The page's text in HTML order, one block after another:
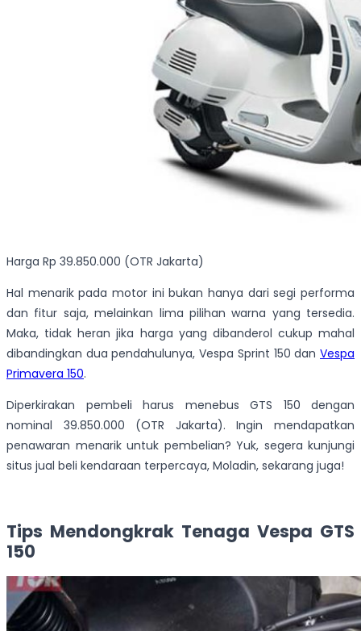
Harga Rp 39.850.000 (OTR Jakarta)
Hal menarik pada motor ini bukan hanya dari segi performa
dan fitur saja, melainkan lima pilihan warna yang tersedia.
Maka, tidak heran jika harga yang dibanderol cukup mahal
dibandingkan dua pendahulunya, Vespa Sprint 150 dan Vespa
Primavera 150.
Diperkirakan pembeli harus menebus GTS 150 dengan
nominal 39.850.000 (OTR Jakarta). Ingin mendapatkan
penawaran menarik untuk pembelian? Yuk, segera kunjungi
situs jual beli kendaraan terpercaya, Moladin, sekarang juga!
Tips Mendongkrak Tenaga Vespa GTS
150